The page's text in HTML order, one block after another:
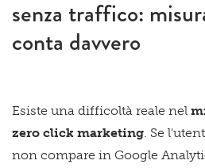
senza traffico:
conta davvero
Esiste una difficoltà reale nel
zero click marketing. Se
non compare in Google